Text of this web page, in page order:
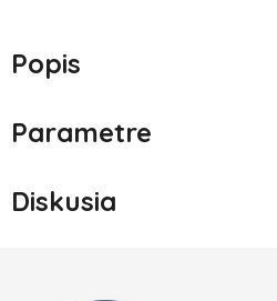
Popis
Parametre
Diskusia